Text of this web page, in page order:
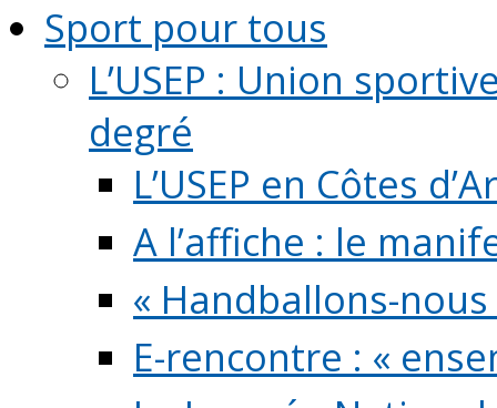
Sport pour tous
L’USEP : Union
degré
L’USEP en Côtes
A l’affiche : le
« Handballons-
E-rencontre : «